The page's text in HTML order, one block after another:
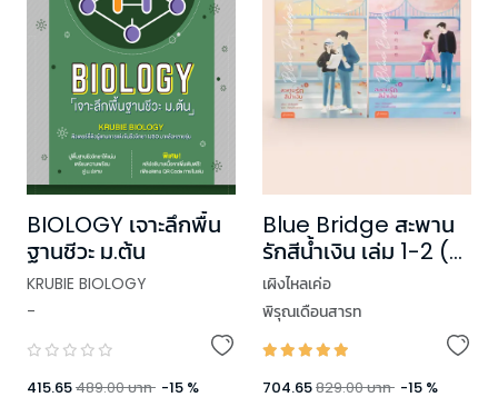
BIOLOGY เจาะลึกพื้น
ฐานชีวะ ม.ต้น
KRUBIE BIOLOGY
-
415.65489.00บาท -15 %
Blue Bridge สะพาน
รักสีน้ำเงิน เล่ม 1-2 (2
เล่มจบ)
เผิงไหลเค่อ
พิรุณเดือนสารท
704.65829.00บาท -15 %